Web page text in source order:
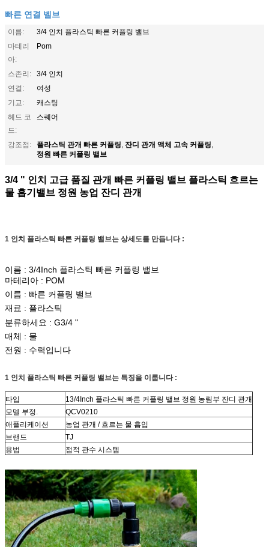
빠른 연결 벨브
이름:
3/4 인치 플라스틱 빠른 커플링 밸브
마테리
아:
Pom
스존리:
3/4 인치
연결:
여성
기교:
캐스팅
헤드 코
드:
스퀘어
강조점: 플라스틱 관개 빠른 커플링, 잔디 관개 액체 고속 커플링,
정원 빠른 커플링 밸브
3/4 " 인치 고급 품질 관개 빠른 커플링 밸브 플라스틱 흐르는
물 흡기밸브 정원 농업 잔디 관개
1 인치 플라스틱 빠른 커플링 밸브는 상세도를 만듭니다 :
이름 : 3/4Inch 플라스틱 빠른 커플링 밸브
마테리아 : POM
이름 : 빠른 커플링 밸브
재료 : 플라스틱
분류하세요 : G3/4 "
매체 : 물
전원 : 수력입니다
1 인치 플라스틱 빠른 커플링 밸브는 특징을 이룹니다 :
타입
13/4Inch 플라스틱 빠른 커플링 밸브 정원 농림부 잔디 관개
모델 부정.
QCV0210
애플리케이션
농업 관개 / 흐르는 물 흡입
브랜드
TJ
용법
점적 관수 시스템